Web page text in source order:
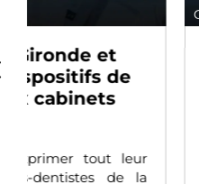
31
JUIL
2026
CCAM
change
Cette mise à jour,
l’UNCAM du 29
Journal officiel le 27